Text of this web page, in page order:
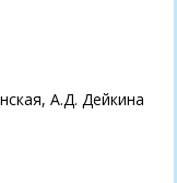
А.Д. Дейкина